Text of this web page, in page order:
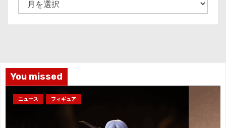
ー
You missed
ニュース フィギュア